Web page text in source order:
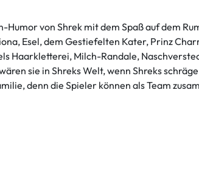
von Shrek mit dem Spaß auf dem
Esel, dem Gestiefelten Kater, Prinz
Haarkletterei, Milch-Randale,
sie in Shreks Welt, wenn Shreks
denn die Spieler können als Team